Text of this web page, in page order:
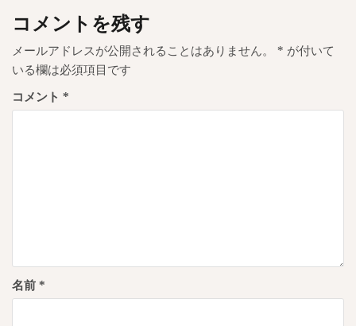
ゲ
ー
シ
ョ
コメントを残す
メールアドレスが公開されることはありません。 * が付いて
いる欄は必須項目です
コメント *
名前 *